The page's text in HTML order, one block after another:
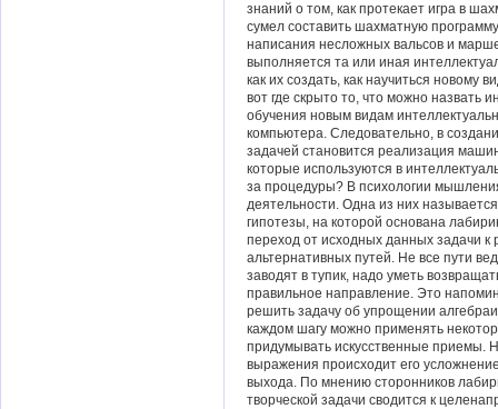
знаний о том, как протекает игра в
сумел составить шахматную
написания несложных вальсов и
выполняется та или иная
как их создать, как научиться новому
вот где скрыто то, что можно
обучения новым видам
компьютера. Следовательно, в
задачей становится реализация
которые используются в
за процедуры? В психологии
деятельности. Одна из них
гипотезы, на которой основана
переход от исходных данных задачи
альтернативных путей. Не все пути
заводят в тупик, надо уметь
правильное направление. Это
решить задачу об упрощении
каждом шагу можно применять
придумывать искусственные приемы.
выражения происходит его
выхода. По мнению сторонников
творческой задачи сводится к